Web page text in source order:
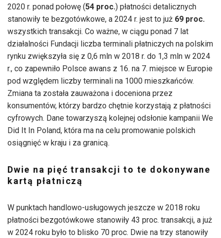
2020 r. ponad połowę (54 proc.) płatności detalicznych
stanowiły te bezgotówkowe, a 2024 r. jest to już 69 proc.
wszystkich transakcji. Co ważne, w ciągu ponad 7 lat
działalności Fundacji liczba terminali płatniczych na polskim
rynku zwiększyła się z 0,6 mln w 2018 r. do 1,3 mln w 2024
r., co zapewniło Polsce awans z 16. na 7. miejsce w Europie
pod względem liczby terminali na 1000 mieszkańców.
Zmiana ta została zauważona i doceniona przez
konsumentów, którzy bardzo chętnie korzystają z płatności
cyfrowych. Dane towarzyszą kolejnej odsłonie kampanii We
Did It In Poland, która ma na celu promowanie polskich
osiągnięć w kraju i za granicą.
Dwie na pięć transakcji to te dokonywane
kartą płatniczą
W punktach handlowo-usługowych jeszcze w 2018 roku
płatności bezgotówkowe stanowiły 43 proc. transakcji, a już
w 2024 roku było to blisko 70 proc. Dwie na trzy stanowiły